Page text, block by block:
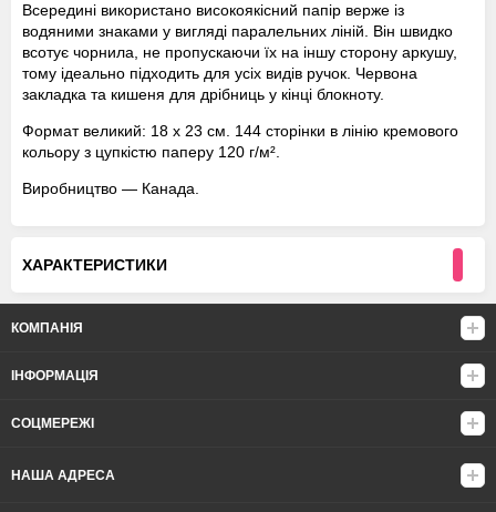
Всередині використано високоякісний папір верже із
водяними знаками у вигляді паралельних ліній. Він швидко
всотує чорнила, не пропускаючи їх на іншу сторону аркушу,
тому ідеально підходить для усіх видів ручок. Червона
закладка та кишеня для дрібниць у кінці блокноту.
Формат великий: 18 х 23 см. 144 сторінки в лінію кремового
кольору з цупкістю паперу 120 г/м².
Виробництво — Канада.
ХАРАКТЕРИСТИКИ
КОМПАНІЯ
ІНФОРМАЦІЯ
СОЦМЕРЕЖІ
НАША АДРЕСА